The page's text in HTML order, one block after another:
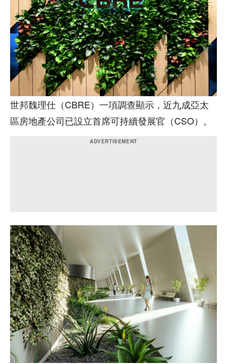
世邦魏理仕（CBRE）一項調查顯示，近九成亞太
區房地產公司已設立首席可持續發展官（CSO）。